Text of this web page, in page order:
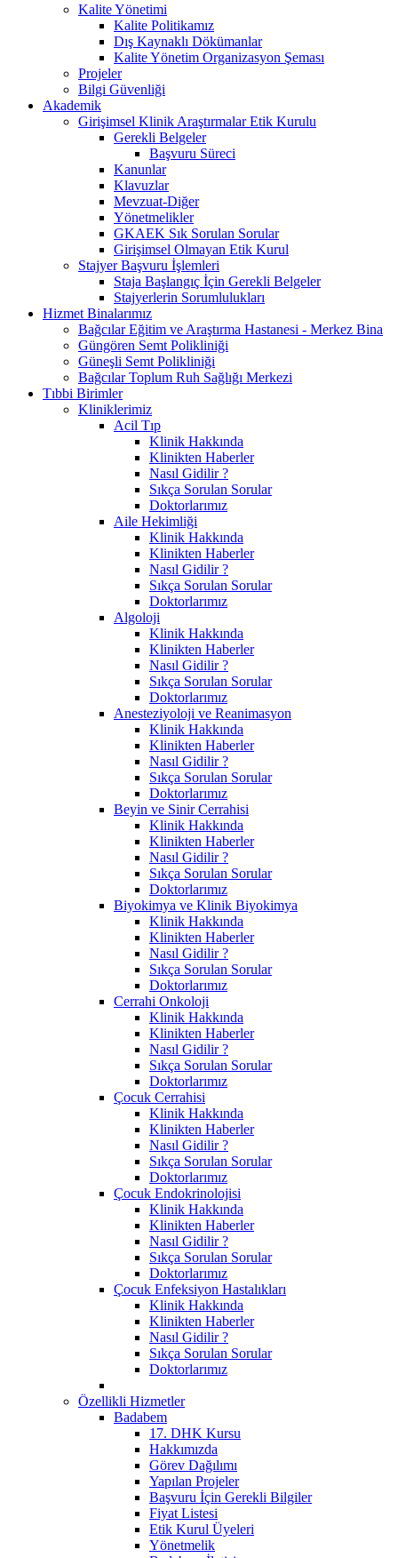
Kalite Yönetimi
Kalite Politikamız
Dış Kaynaklı Dökümanlar
Kalite Yönetim Organizasyon Şeması
Projeler
Bilgi Güvenliği
Akademik
Girişimsel Klinik Araştırmalar Etik Kurulu
Gerekli Belgeler
Başvuru Süreci
Kanunlar
Klavuzlar
Mevzuat-Diğer
Yönetmelikler
GKAEK Sık Sorulan Sorular
Girişimsel Olmayan Etik Kurul
Stajyer Başvuru İşlemleri
Staja Başlangıç İçin Gerekli Belgeler
Stajyerlerin Sorumlulukları
Hizmet Binalarımız
Bağcılar Eğitim ve Araştırma Hastanesi - Merkez Bina
Güngören Semt Polikliniği
Güneşli Semt Polikliniği
Bağcılar Toplum Ruh Sağlığı Merkezi
Tıbbi Birimler
Kliniklerimiz
Acil Tıp
Klinik Hakkında
Klinikten Haberler
Nasıl Gidilir ?
Sıkça Sorulan Sorular
Doktorlarımız
Aile Hekimliği
Klinik Hakkında
Klinikten Haberler
Nasıl Gidilir ?
Sıkça Sorulan Sorular
Doktorlarımız
Algoloji
Klinik Hakkında
Klinikten Haberler
Nasıl Gidilir ?
Sıkça Sorulan Sorular
Doktorlarımız
Anesteziyoloji ve Reanimasyon
Klinik Hakkında
Klinikten Haberler
Nasıl Gidilir ?
Sıkça Sorulan Sorular
Doktorlarımız
Beyin ve Sinir Cerrahisi
Klinik Hakkında
Klinikten Haberler
Nasıl Gidilir ?
Sıkça Sorulan Sorular
Doktorlarımız
Biyokimya ve Klinik Biyokimya
Klinik Hakkında
Klinikten Haberler
Nasıl Gidilir ?
Sıkça Sorulan Sorular
Doktorlarımız
Cerrahi Onkoloji
Klinik Hakkında
Klinikten Haberler
Nasıl Gidilir ?
Sıkça Sorulan Sorular
Doktorlarımız
Çocuk Cerrahisi
Klinik Hakkında
Klinikten Haberler
Nasıl Gidilir ?
Sıkça Sorulan Sorular
Doktorlarımız
Çocuk Endokrinolojisi
Klinik Hakkında
Klinikten Haberler
Nasıl Gidilir ?
Sıkça Sorulan Sorular
Doktorlarımız
Çocuk Enfeksiyon Hastalıkları
Klinik Hakkında
Klinikten Haberler
Nasıl Gidilir ?
Sıkça Sorulan Sorular
Doktorlarımız
Özellikli Hizmetler
Badabem
17. DHK Kursu
Hakkımızda
Görev Dağılımı
Yapılan Projeler
Başvuru İçin Gerekli Bilgiler
Fiyat Listesi
Etik Kurul Üyeleri
Yönetmelik